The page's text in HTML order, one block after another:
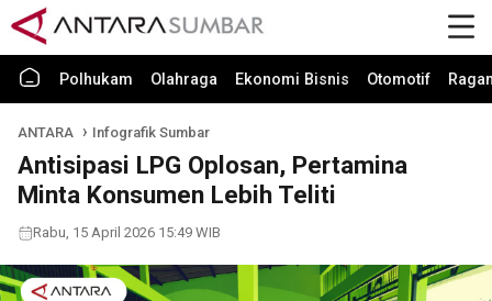
Polhukam Olahraga Ekonomi Bisnis Otomotif
ANTARA Infografik Sumbar
Antisipasi LPG Oplosan, Pertamina
Minta Konsumen Lebih Teliti
Rabu, 15 April 2026 15:49 WIB